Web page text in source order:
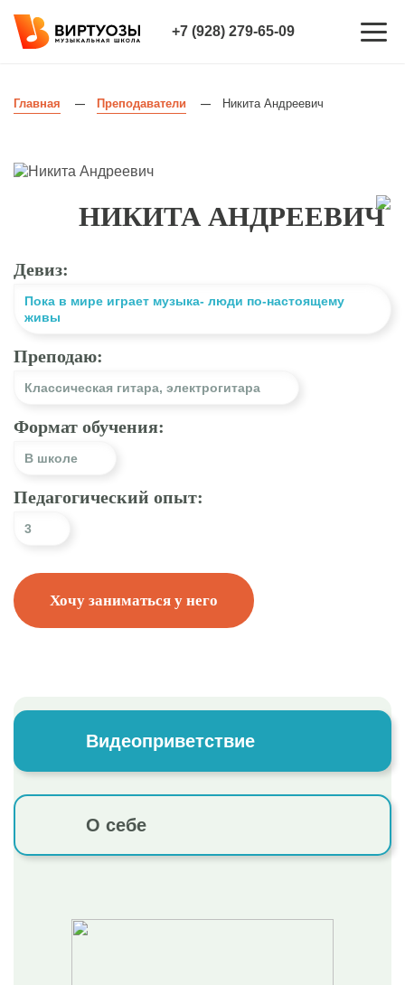
+7 (928) 279-65-09
Главная — Преподаватели — Никита Андреевич
НИКИТА АНДРЕЕВИЧ
Девиз:
Пока в мире играет музыка- люди по-настоящему
живы
Преподаю:
Классическая гитара, электрогитара
Формат обучения:
В школе
Педагогический опыт:
3
Хочу заниматься у него
Видеоприветствие
О себе